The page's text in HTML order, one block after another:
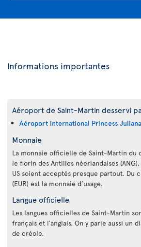
Informations importantes
Aéroport de Saint-Martin desservi
Aéroport international Princess Juliana
Monnaie
La monnaie officielle de Saint-Martin du
le florin des Antilles néerlandaises
US soient acceptés presque partout. Du
(EUR) est la monnaie d’usage.
Langue officielle
Les langues officielles de Saint-Martin
français et l’anglais. On y parle aussi un
de créole.